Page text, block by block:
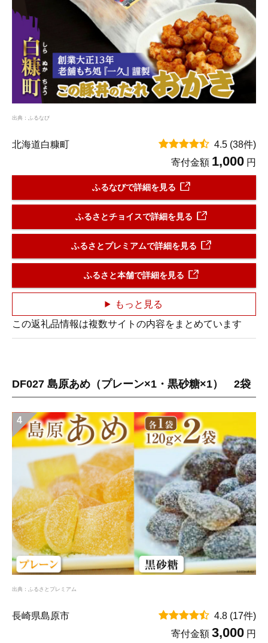
出典：ふるなび
北海道白糠町 4.5 (38件)
寄付金額 1,000 円
ふるなびで詳細を見る
ふるさとチョイスで詳細を見る
ふるさとプレミアムで詳細を見る
ふるさと本舗で詳細を見る
もっと見る
この返礼品情報は複数サイトの内容をまとめています
DF027 島原あめ（プレーン×1・黒砂糖×1） 2袋
4
出典：ふるさとプレミアム
長崎県島原市 4.8 (17件)
寄付金額 3,000 円